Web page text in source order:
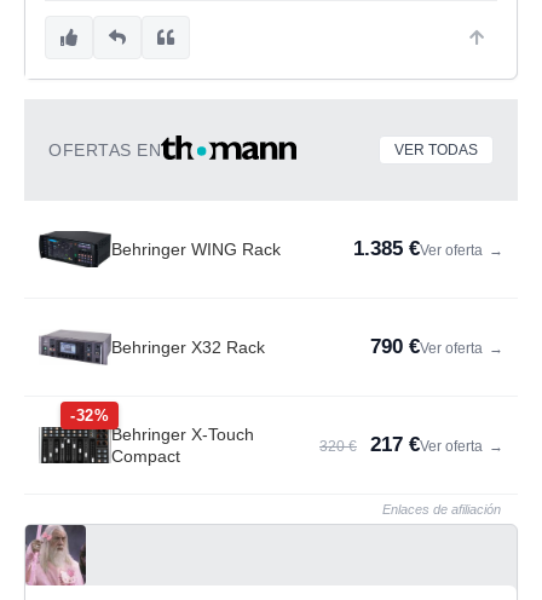
OFERTAS EN VER TODAS
Behringer WING Rack 1.385 €Ver oferta →
Behringer X32 Rack 790 €Ver oferta →
-32%
Behringer X-Touch
Compact
320 € 217 €Ver oferta →
Enlaces de afiliación